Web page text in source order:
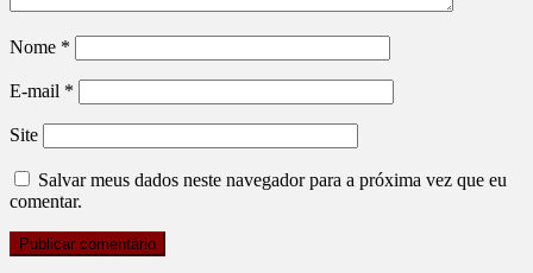
Nome *
E-mail *
Site
Salvar meus dados neste navegador para a próxima vez que eu
comentar.